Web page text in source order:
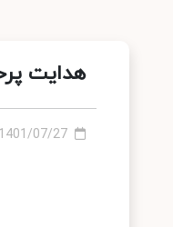
هدایت
1401/07/27